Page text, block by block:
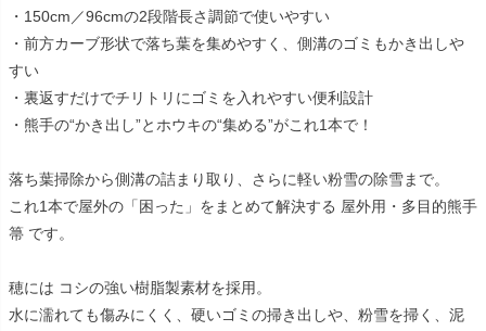
・150cm／96cmの2段階長さ調節で使いやすい
・前方カーブ形状で落ち葉を集めやすく、側溝のゴミもかき出しや
すい
・裏返すだけでチリトリにゴミを入れやすい便利設計
・熊手の“かき出し”とホウキの“集める”がこれ1本で！
落ち葉掃除から側溝の詰まり取り、さらに軽い粉雪の除雪まで。
これ1本で屋外の「困った」をまとめて解決する 屋外用・多目的熊手
箒 です。
穂には コシの強い樹脂製素材を採用。
水に濡れても傷みにくく、硬いゴミの掃き出しや、粉雪を掃く、泥